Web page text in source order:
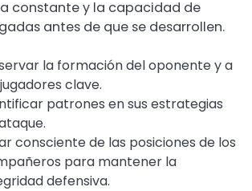
constante y la capacidad de
antes de que se desarrollen.
la formación del oponente y a
clave.
patrones en sus estrategias
consciente de las posiciones de los
para mantener la
defensiva.